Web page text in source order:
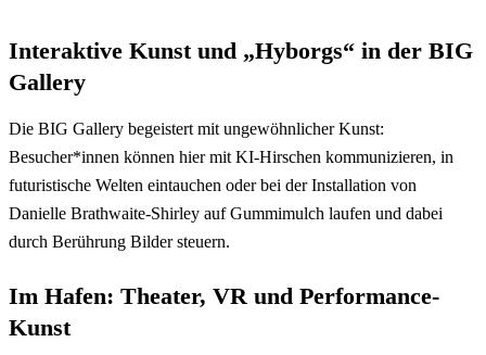
Interaktive Kunst und „Hyborgs“ in der BIG
Gallery
Die BIG Gallery begeistert mit ungewöhnlicher Kunst:
Besucher*innen können hier mit KI-Hirschen kommunizieren, in
futuristische Welten eintauchen oder bei der Installation von
Danielle Brathwaite-Shirley auf Gummimulch laufen und dabei
durch Berührung Bilder steuern.
Im Hafen: Theater, VR und Performance-
Kunst